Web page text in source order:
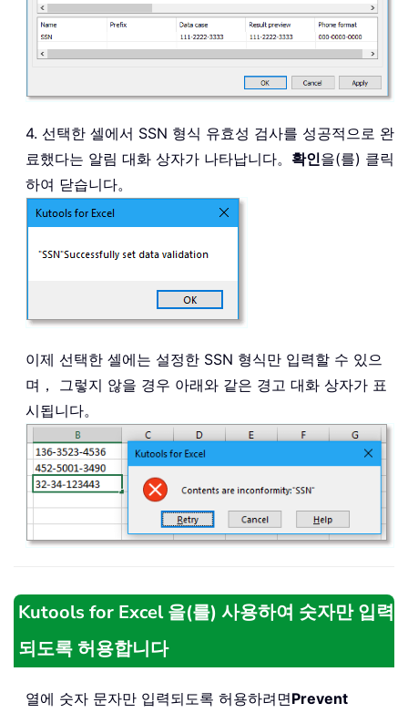
4. 선택한 셀에서 SSN 형식 유효성 검사를 성공적으로 완
료했다는 알림 대화 상자가 나타납니다。 확인을(를) 클릭
하여 닫습니다。
이제 선택한 셀에는 설정한 SSN 형식만 입력할 수 있으
며， 그렇지 않을 경우 아래와 같은 경고 대화 상자가 표
시됩니다。
Kutools for Excel 을(를) 사용하여 숫자만 입력
되도록 허용합니다
열에 숫자 문자만 입력되도록 허용하려면Prevent